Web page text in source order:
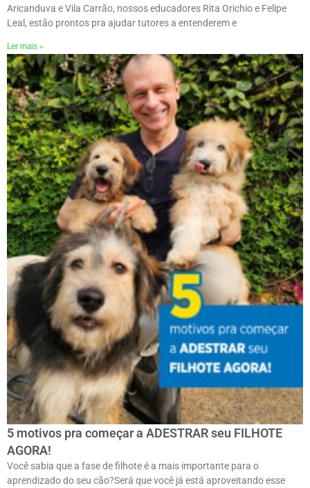
Aricanduva e Vila Carrão, nossos educadores Rita Orichio e Felipe
Leal, estão prontos pra ajudar tutores a entenderem e
Ler mais »
5 motivos pra começar a ADESTRAR seu FILHOTE
AGORA!
Você sabia que a fase de filhote é a mais importante para o
aprendizado do seu cão?Será que você já está aproveitando esse